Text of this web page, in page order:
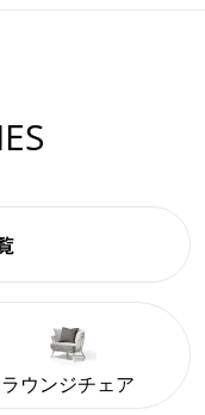
ラウンジチェア